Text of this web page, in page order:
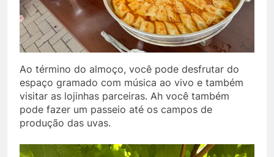
Ao término do almoço, você pode desfrutar do
espaço gramado com música ao vivo e também
visitar as lojinhas parceiras. Ah você também
pode fazer um passeio até os campos de
produção das uvas.